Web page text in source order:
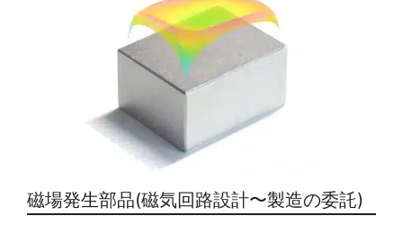
磁場発生部品(磁気回路設計〜製造の委託)